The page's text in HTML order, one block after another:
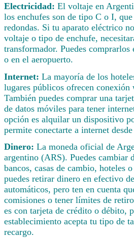
Electricidad: El voltaje en
los enchufes son de tipo C o I,
redondas. Si tu aparato eléctrico
voltaje o tipo de enchufe,
transformador. Puedes comprarlos
o en el aeropuerto.
Internet: La mayoría de los
lugares públicos ofrecen
También puedes comprar una
de datos móviles para tener
opción es alquilar un dispositivo
permite conectarte a internet
Dinero: La moneda oficial de
argentino (ARS). Puedes cambiar
bancos, casas de cambio, hoteles
puedes retirar dinero en efectivo
automáticos, pero ten en cuenta
comisiones o tener límites de
es con tarjeta de crédito o débito,
establecimiento acepta tu tipo de
recargo.